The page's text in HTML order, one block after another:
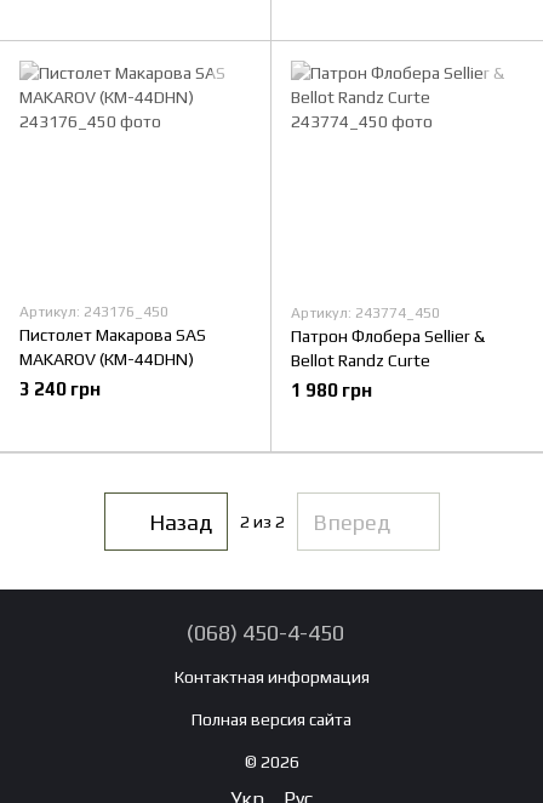
Артикул: 243176_450
Пистолет Макарова SAS
MAKAROV (КМ-44DHN)
3 240 грн
Артикул: 243774_450
Патрон Флобера Sellier &
Bellot Randz Curte
1 980 грн
Назад 2 из 2 Вперед
(068) 450-4-450
Контактная информация
Полная версия сайта
© 2026